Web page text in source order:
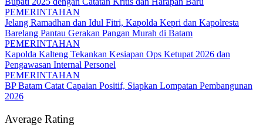
PEMERINTAHAN
Jelang Ramadhan dan Idul Fitri, Kapolda Kepri dan Kapolresta
Barelang Pantau Gerakan Pangan Murah di Batam
PEMERINTAHAN
Kapolda Kalteng Tekankan Kesiapan Ops Ketupat 2026 dan
Pengawasan Internal Personel
PEMERINTAHAN
BP Batam Catat Capaian Positif, Siapkan Lompatan Pembangunan
2026
Average Rating